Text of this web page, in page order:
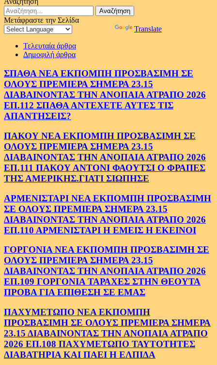
Αναζήτηση
για:
Μετάφραστε την Σελίδα
Translate
Τελευταία άρθρα
Δημοφιλή άρθρα
ΣΠΑΘΑ ΝΕΑ ΕΚΠΟΜΠΗ ΠΡΟΣΒΑΣΙΜΗ ΣΕ
ΟΛΟΥΣ ΠΡΕΜΙΕΡΑ ΣΗΜΕΡΑ 23.15
ΔΙΑΒΑΙΝΟΝΤΑΣ ΤΗΝ ΑΝΟΠΑΙΑ ΑΤΡΑΠΟ 2026
ΕΠ.112 ΣΠΑΘΑ ΑΝΤΕΧΕΤΕ ΑΥΤΕΣ ΤΙΣ
ΑΠΑΝΤΗΣΕΙΣ?
ΠΑΚΟΥ ΝΕΑ ΕΚΠΟΜΠΗ ΠΡΟΣΒΑΣΙΜΗ ΣΕ
ΟΛΟΥΣ ΠΡΕΜΙΕΡΑ ΣΗΜΕΡΑ 23.15
ΔΙΑΒΑΙΝΟΝΤΑΣ ΤΗΝ ΑΝΟΠΑΙΑ ΑΤΡΑΠΟ 2026
ΕΠ.111 ΠΑΚΟΥ ΑΝΤΟΝΙ ΦΑΟΥΤΣΙ Ο ΦΡΑΠΕΣ
ΤΗΣ ΑΜΕΡΙΚΗΣ.ΓΙΑΤΙ ΣΙΩΠΗΣΕ
ΑΡΜΕΝΙΣΤΑΡΙ ΝΕΑ ΕΚΠΟΜΠΗ ΠΡΟΣΒΑΣΙΜΗ
ΣΕ ΟΛΟΥΣ ΠΡΕΜΙΕΡΑ ΣΗΜΕΡΑ 23.15
ΔΙΑΒΑΙΝΟΝΤΑΣ ΤΗΝ ΑΝΟΠΑΙΑ ΑΤΡΑΠΟ 2026
ΕΠ.110 ΑΡΜΕΝΙΣΤΑΡΙ Η ΕΜΕΙΣ Η ΕΚΕΙΝΟΙ
ΓΟΡΓΟΝΙΑ ΝΕΑ ΕΚΠΟΜΠΗ ΠΡΟΣΒΑΣΙΜΗ ΣΕ
ΟΛΟΥΣ ΠΡΕΜΙΕΡΑ ΣΗΜΕΡΑ 23.15
ΔΙΑΒΑΙΝΟΝΤΑΣ ΤΗΝ ΑΝΟΠΑΙΑ ΑΤΡΑΠΟ 2026
ΕΠ.109 ΓΟΡΓΟΝΙΑ ΤΑΡΑΧΕΣ ΣΤΗΝ ΘΕΟΥΤΑ
ΠΡΟΒΑ ΓΙΑ ΕΠΙΘΕΣΗ ΣΕ ΕΜΑΣ
ΠΑΧΥΜΕΤΩΠΟ ΝΕΑ ΕΚΠΟΜΠΗ
ΠΡΟΣΒΑΣΙΜΗ ΣΕ ΟΛΟΥΣ ΠΡΕΜΙΕΡΑ ΣΗΜΕΡΑ
23.15 ΔΙΑΒΑΙΝΟΝΤΑΣ ΤΗΝ ΑΝΟΠΑΙΑ ΑΤΡΑΠΟ
2026 ΕΠ.108 ΠΑΧΥΜΕΤΩΠΟ ΤΑΥΤΟΤΗΤΕΣ
ΔΙΑΒΑΤΗΡΙΑ ΚΑΙ ΠΑΕΙ Η ΕΛΠΙΔΑ